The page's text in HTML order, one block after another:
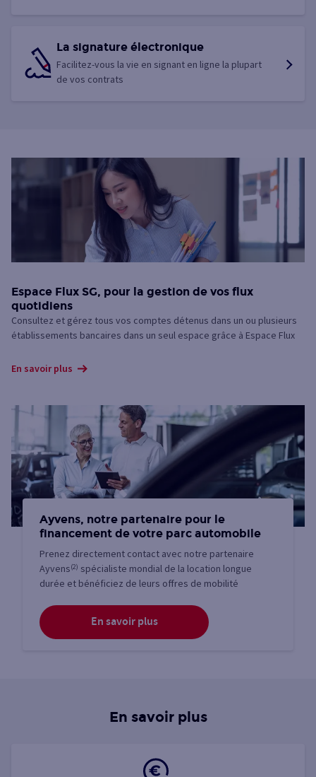
La signature électronique
Facilitez-vous la vie en signant en ligne la plupart
de vos contrats
Espace Flux SG, pour la gestion de vos flux
quotidiens
Consultez et gérez tous vos comptes détenus dans un ou plusieurs
établissements bancaires dans un seul espace grâce à Espace Flux
En savoir plus
Ayvens, notre partenaire pour le
financement de votre parc automobile
Prenez directement contact avec notre partenaire
Ayvens(2) spécialiste mondial de la location longue
durée et bénéficiez de leurs offres de mobilité
En savoir plus
En savoir plus